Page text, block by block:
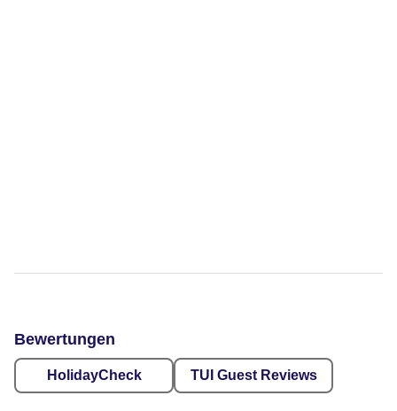
Bewertungen
HolidayCheck TUI Guest Reviews